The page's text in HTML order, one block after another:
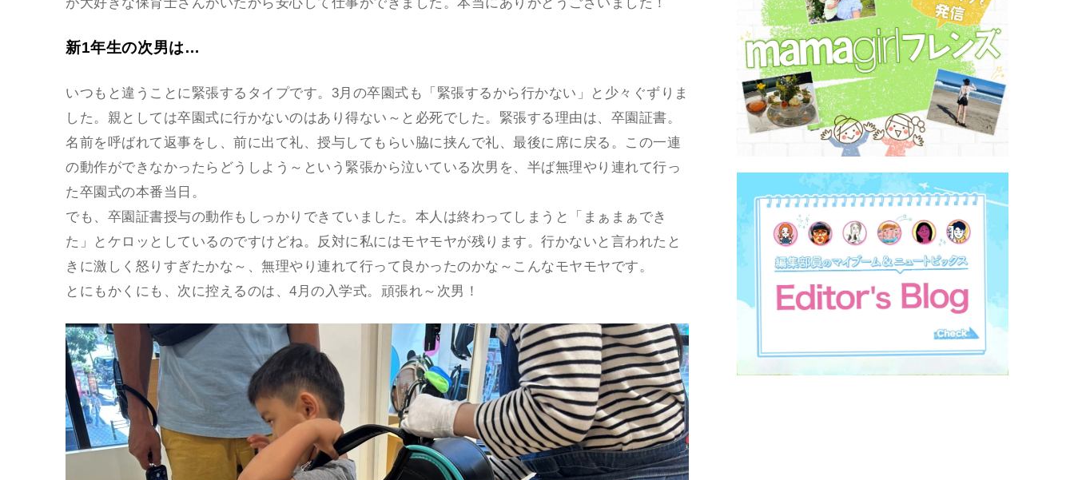
新1年生の次男は…
いつもと違うことに緊張するタイプです。3月の卒園式も「緊張するから行かない」と少々ぐずりま
した。親としては卒園式に行かないのはあり得ない～と必死でした。緊張する理由は、卒園証書。
名前を呼ばれて返事をし、前に出て礼、授与してもらい脇に挟んで礼、最後に席に戻る。この一連
の動作ができなかったらどうしよう～という緊張から泣いている次男を、半ば無理やり連れて行っ
た卒園式の本番当日。
でも、卒園証書授与の動作もしっかりできていました。本人は終わってしまうと「まぁまぁでき
た」とケロッとしているのですけどね。反対に私にはモヤモヤが残ります。行かないと言われたと
きに激しく怒りすぎたかな～、無理やり連れて行って良かったのかな～こんなモヤモヤです。
とにもかくにも、次に控えるのは、4月の入学式。頑張れ～次男！